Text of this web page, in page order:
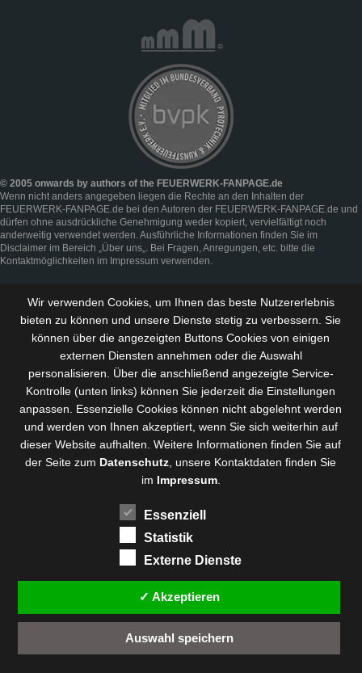
© 2005 onwards by authors of the FEUERWERK-FANPAGE.de
Wenn nicht anders angegeben liegen die Rechte an den Inhalten der
FEUERWERK-FANPAGE.de bei den Autoren der FEUERWERK-FANPAGE.de und
dürfen ohne ausdrückliche Genehmigung weder kopiert, vervielfältigt noch
anderweitig verwendet werden. Ausführliche Informationen finden Sie im
Disclaimer im Bereich „Über uns„. Bei Fragen, Anregungen, etc. bitte die
Kontaktmöglichkeiten im Impressum verwenden.
Wir verwenden Cookies, um Ihnen das beste Nutzererlebnis
bieten zu können und unsere Dienste stetig zu verbessern . Sie
können über die angezeigten Buttons Cookies von einigen
externen Diensten annehmen oder die Auswahl
personalisieren. Über die anschließend angezeigte Service-
Kontrolle (unten links) können Sie jederzeit die Einstellungen
anpassen. Essenzielle Cookies können nicht abgelehnt werden
und werden von Ihnen akzeptiert, wenn Sie sich weiterhin auf
dieser Website aufhalten. Weitere Informationen finden Sie auf
der Seite zum Datenschutz , unsere Kontaktdaten finden Sie
im Impressum.
Essenziell
Statistik
Externe Dienste
✓ Akzeptieren
Auswahl speichern